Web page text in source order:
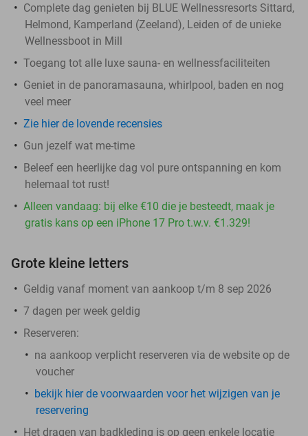
Complete dag genieten bij BLUE Wellnessresorts Sittard,
Helmond, Kamperland (Zeeland), Leiden of de unieke
Wellnessboot in Mill
Toegang tot alle luxe sauna- en wellnessfaciliteiten
Geniet in de panoramasauna, whirlpool, baden en nog
veel meer
Zie hier de lovende recensies
Gun jezelf wat me-time
Beleef een heerlijke dag vol pure ontspanning en kom
helemaal tot rust!
Alleen vandaag: bij elke €10 die je besteedt, maak je
gratis kans op een iPhone 17 Pro t.w.v. €1.329!
Grote kleine letters
Geldig vanaf moment van aankoop t/m 8 sep 2026
7 dagen per week geldig
Reserveren:
na aankoop verplicht reserveren via de website op de
voucher
bekijk hier de voorwaarden voor het wijzigen van je
reservering
Het dragen van badkleding is op geen enkele locatie